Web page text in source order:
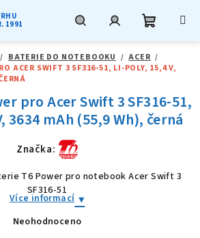
1991
/ BATERIE DO NOTEBOOKU / ACER /
ACER SWIFT 3 SF316-51, LI-POLY, 15,4 V,
pro Acer Swift 3 SF316-51,
3634 mAh (55,9 Wh), černá
Značka:
T6 Power pro notebook Acer Swift 3
SF316-51
Více informací
Průměrné
Neohodnoceno